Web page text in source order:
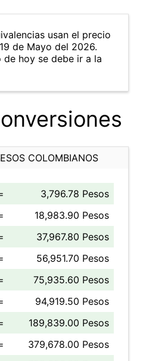
usan el precio
de Mayo del 2026.
hoy se debe ir a la
COLOMBIANOS
3,796.78 Pesos
18,983.90 Pesos
37,967.80 Pesos
56,951.70 Pesos
75,935.60 Pesos
94,919.50 Pesos
189,839.00 Pesos
379,678.00 Pesos